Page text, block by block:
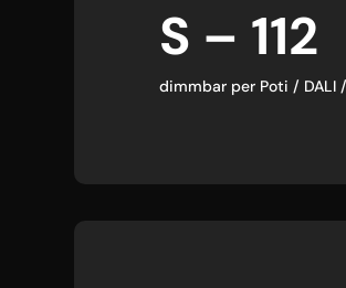
S – 112
dimmbar per Poti / DALI